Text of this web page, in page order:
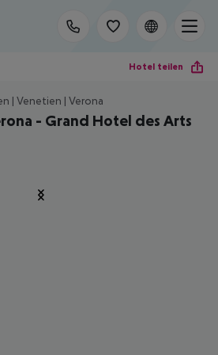
Hotel teilen
| Venetien | Verona
- Grand Hotel des Arts